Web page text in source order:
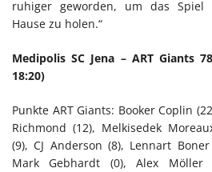
ruhiger geworden, um das Spiel
Hause zu holen.“
Medipolis SC Jena – ART Giants
18:20)
Punkte ART Giants: Booker Coplin
Richmond (12), Melkisedek
(9), CJ Anderson (8), Lennart
Mark Gebhardt (0), Alex Möller